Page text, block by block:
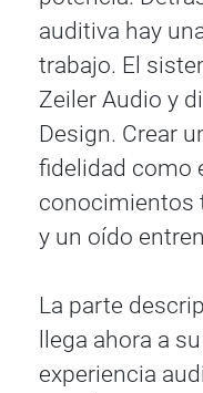
auditiva hay
trabajo. El
Zeiler Audio y
Design. Crear
fidelidad como
conocimientos
y un oído
La parte
llega ahora a
experiencia